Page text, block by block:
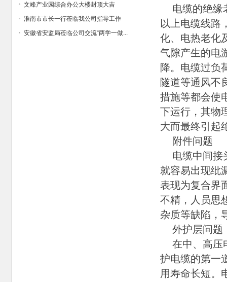
电缆的绝缘
以上电缆线路
化、电热老化
气隙产生的电
降。电缆过负
隧道等通风不
措施等都会使
下运行，其物
大而最终引起
附件问题
电缆中间接
就容易出现纰
表现为复合界
不精，人员思
杂质等缺陷，
外护层问题
在中、高压
护电缆的第一
用寿命长短。
文峰产业园综合办公大楼封顶大吉
淮南市市长一行莅临我公司指导工作
安徽省安监局莅临公司交流“两学一做...